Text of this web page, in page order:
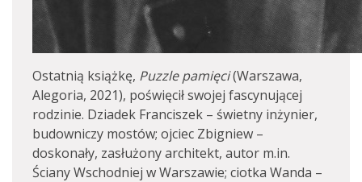
Ostatnią książkę, Puzzle pamięci(Warszawa,
Alegoria, 2021), poświęcił swojej fascynującej
rodzinie. Dziadek Franciszek – świetny inżynier,
budowniczy mostów; ojciec Zbigniew –
doskonały, zasłużony architekt, autor m.in.
Ściany Wschodniej w Warszawie; ciotka Wanda –